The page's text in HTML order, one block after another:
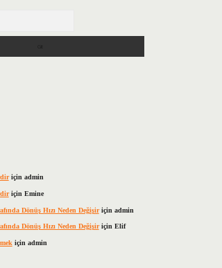
için admin
için Emine
Dönüş Hızı Neden Değişiriçin admin
Dönüş Hızı Neden Değişiriçin Elif
için admin